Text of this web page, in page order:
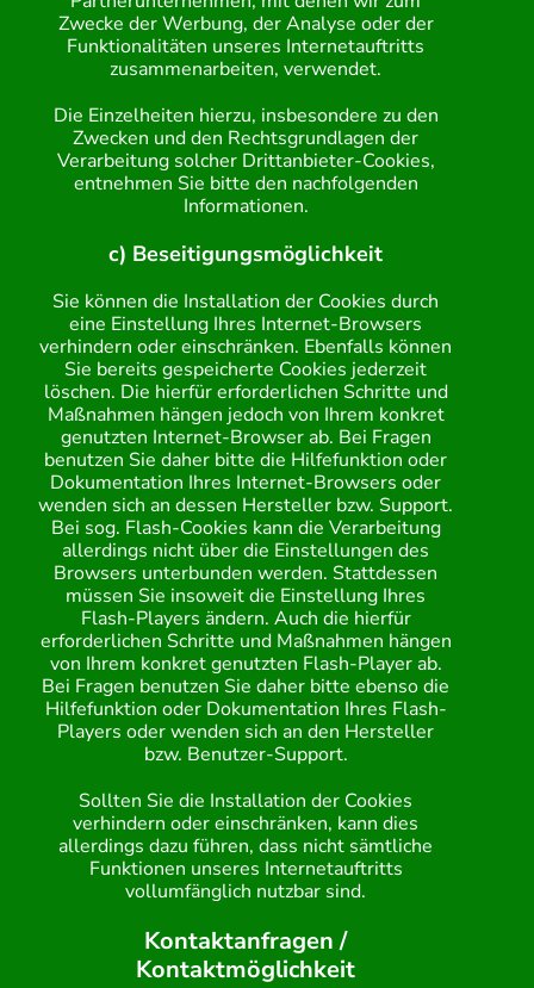
Zwecke der Werbung, der Analyse oder der
Funktionalitäten unseres Internetauftritts
zusammenarbeiten, verwendet.
Die Einzelheiten hierzu, insbesondere zu den
Zwecken und den Rechtsgrundlagen der
Verarbeitung solcher Drittanbieter-Cookies,
entnehmen Sie bitte den nachfolgenden
Informationen.
c) Beseitigungsmöglichkeit
Sie können die Installation der Cookies durch
eine Einstellung Ihres Internet-Browsers
verhindern oder einschränken. Ebenfalls können
Sie bereits gespeicherte Cookies jederzeit
löschen. Die hierfür erforderlichen Schritte und
Maßnahmen hängen jedoch von Ihrem konkret
genutzten Internet-Browser ab. Bei Fragen
benutzen Sie daher bitte die Hilfefunktion oder
Dokumentation Ihres Internet-Browsers oder
wenden sich an dessen Hersteller bzw. Support.
Bei sog. Flash-Cookies kann die Verarbeitung
allerdings nicht über die Einstellungen des
Browsers unterbunden werden. Stattdessen
müssen Sie insoweit die Einstellung Ihres
Flash-Players ändern. Auch die hierfür
erforderlichen Schritte und Maßnahmen hängen
von Ihrem konkret genutzten Flash-Player ab.
Bei Fragen benutzen Sie daher bitte ebenso die
Hilfefunktion oder Dokumentation Ihres Flash-
Players oder wenden sich an den Hersteller
bzw. Benutzer-Support.
Sollten Sie die Installation der Cookies
verhindern oder einschränken, kann dies
allerdings dazu führen, dass nicht sämtliche
Funktionen unseres Internetauftritts
vollumfänglich nutzbar sind.
Kontaktanfragen /
Kontaktmöglichkeit